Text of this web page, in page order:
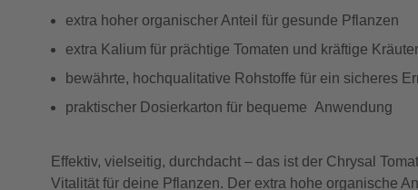
extra hoher organischer Anteil für gesunde Pflanzen
extra Kalium für prächtige Tomaten und kräftige Kräuter
bewährte, hochqualitative Rohstoffe für ein sicheres
praktischer Dosierkarton für bequeme Anwendung
Effektiv, vielseitig, durchdacht – das ist der Chrysal
Vitalität für deine Pflanzen. Der extra hohe organische